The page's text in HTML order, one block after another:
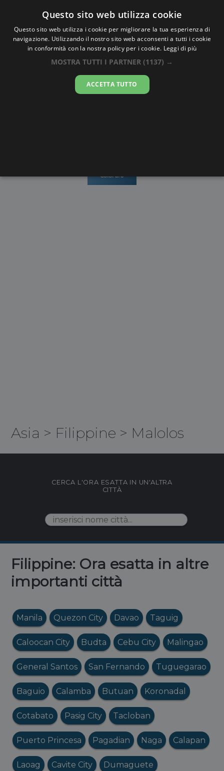
Oraesatta.co
Ora EsattaMalolos
20:43:08
colorare
Asia > Filippine > Malolos
CERCA L'ORA ESATTA IN UN'ALTRA
CITTÀ
Filippine: Ora esatta in altre
importanti città
Manila Quezon City Davao Taguig
Caloocan City Budta Cebu City Malingao
General Santos San Fernando Tuguegarao
Baguio Calamba Butuan Koronadal
Cotabato Pasig City Tacloban
Puerto Princesa Pagadian Naga Calapan
Laoag Cavite City Dumaguete
Questo sito web utilizza cookie
Questo sito web utilizza i cookie per migliorare la tua esperienza di
navigazione. Utilizzando il nostro sito web acconsenti a tutti i cookie
in conformità con la nostra policy per i cookie. Leggi di più
MOSTRA TUTTI I PARTNER (1137) →
ACCETTA TUTTO